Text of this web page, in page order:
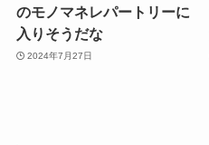
のモノマネレパートリーに
入りそうだな
2024年7月27日